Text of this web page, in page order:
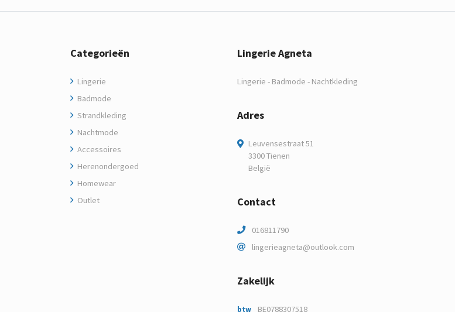
Categorieën
Lingerie
Badmode
Strandkleding
Nachtmode
Accessoires
Herenondergoed
Homewear
Outlet
Lingerie Agneta
Lingerie - Badmode - Nachtkleding
Adres
Leuvensestraat 51
3300 Tienen
België
Contact
016811790
lingerieagneta@outlook.com
Zakelijk
btw BE0788307518